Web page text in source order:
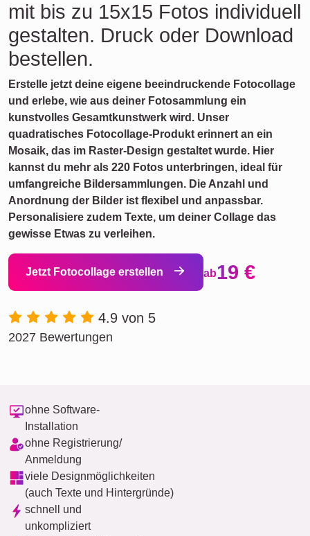
mit bis zu 15x15 Fotos individuell
gestalten. Druck oder Download
bestellen.
Erstelle jetzt deine eigene beeindruckende Fotocollage
und erlebe, wie aus deiner Fotosammlung ein
kunstvolles Gesamtkunstwerk wird. Unser
quadratisches Fotocollage-Produkt erinnert an ein
Mosaik, das im Raster-Design gestaltet wurde. Hier
kannst du mehr als 220 Fotos unterbringen, ideal für
umfangreiche Bildersammlungen. Die Anzahl und
Anordnung der Bilder ist flexibel und anpassbar.
Personalisiere zudem Texte, um deiner Collage das
gewisse Etwas zu verleihen.
Jetzt Fotocollage erstellen ab19 €
4.9 von 5
2027 Bewertungen
ohne Software-
Installation
ohne Registrierung/
Anmeldung
viele Designmöglichkeiten
(auch Texte und Hintergründe)
schnell und
unkompliziert